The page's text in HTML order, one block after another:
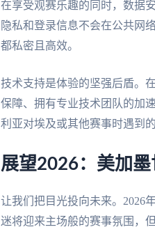
在享受观赛乐趣的同时，数据
隐私和登录信息不会在公共网
都私密且高效。
技术支持是体验的坚强后盾。
保障、拥有专业技术团队的加
利亚对埃及或其他赛事时遇到
展望2026：美加
让我们把目光投向未来。2026
迷将迎来主场般的赛事氛围，